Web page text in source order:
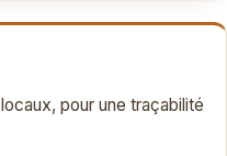
pour une traçabilité